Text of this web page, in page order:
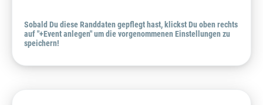
Sobald Du diese Randdaten gepflegt hast, klickst Du oben rechts
auf "+Event anlegen" um die vorgenommenen Einstellungen zu
speichern!